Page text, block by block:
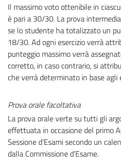
Il massimo voto ottenibile in
è pari a 30/30. La prova
se lo studente ha totalizzato un
18/30.Ad ogni esercizio verrà
punteggio massimo verrà
corretto, in caso contrario, si
che verrà determinato in base agli
Prova orale facoltativa
La prova orale verte su tutti gli
effettuata in occasione del primo
Sessione d’Esami secondo un
dalla Commissione d’Esame.